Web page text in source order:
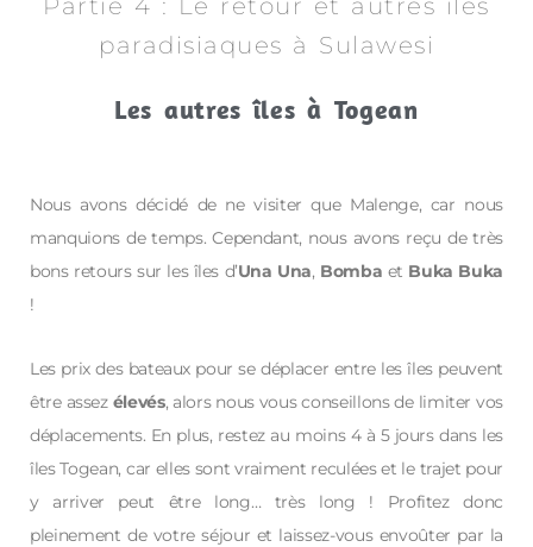
Partie 4 : Le retour et autres îles
paradisiaques à Sulawesi
Les autres îles à Togean
Nous avons décidé de ne visiter que Malenge, car nous
manquions de temps. Cependant, nous avons reçu de très
bons retours sur les îles d’Una Una, Bomba et Buka Buka
!
Les prix des bateaux pour se déplacer entre les îles peuvent
être assez élevés, alors nous vous conseillons de limiter vos
déplacements. En plus, restez au moins 4 à 5 jours dans les
îles Togean, car elles sont vraiment reculées et le trajet pour
y arriver peut être long… très long ! Profitez donc
pleinement de votre séjour et laissez-vous envoûter par la